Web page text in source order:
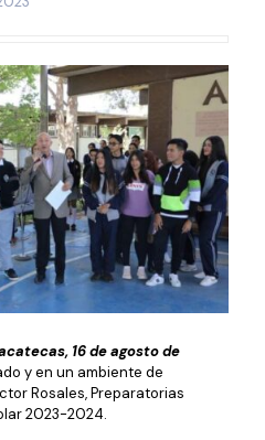
16 de agosto de
y en un ambiente de
Rosales, Preparatorias
2023-2024.